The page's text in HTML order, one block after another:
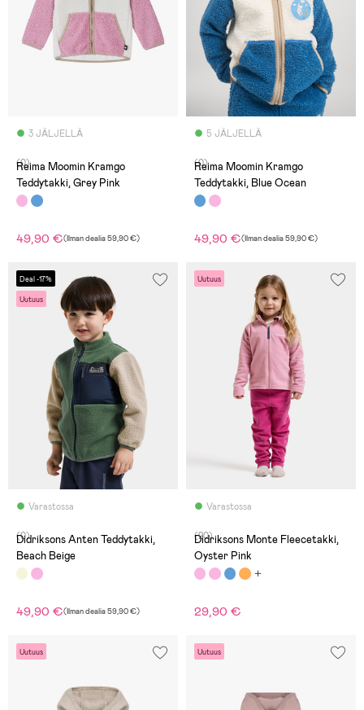
3 JÄLJELLÄ
(0)
Reima Moomin Kramgo
Teddytakki, Grey Pink
49,90 €(Ilman dealia59,90 €)
5 JÄLJELLÄ
(0)
Reima Moomin Kramgo
Teddytakki, Blue Ocean
49,90 €(Ilman dealia59,90 €)
Deal -17%
Uutuus
Varastossa
(0)
Didriksons Anten Teddytakki,
Beach Beige
49,90 €(Ilman dealia59,90 €)
Uutuus
Varastossa
(20)
Didriksons Monte Fleecetakki,
Oyster Pink
29,90 €
Uutuus Uutuus